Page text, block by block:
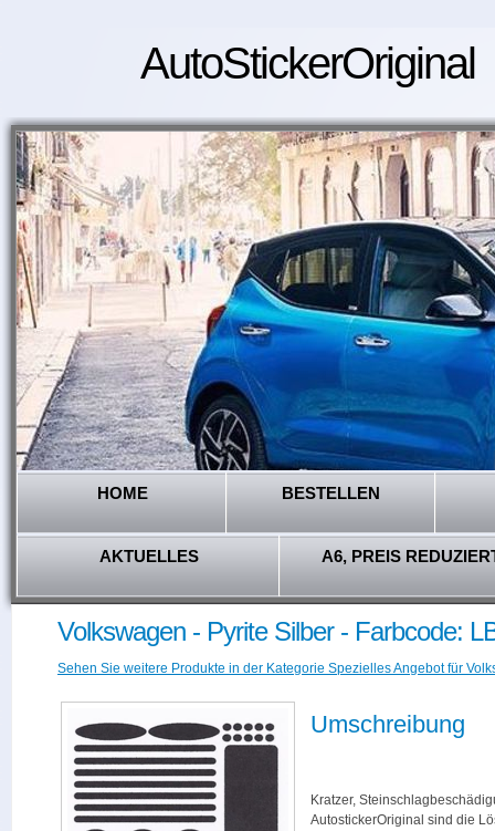
AutoStickerOriginal
HOME BESTELLEN
AKTUELLES A6, PREIS
Volkswagen - Pyrite Silber - Farbcode:
Sehen Sie weitere Produkte in der Kategorie Spezielles Angebot für
Umschreibung
Kratzer,
AutostickerOriginal sind die